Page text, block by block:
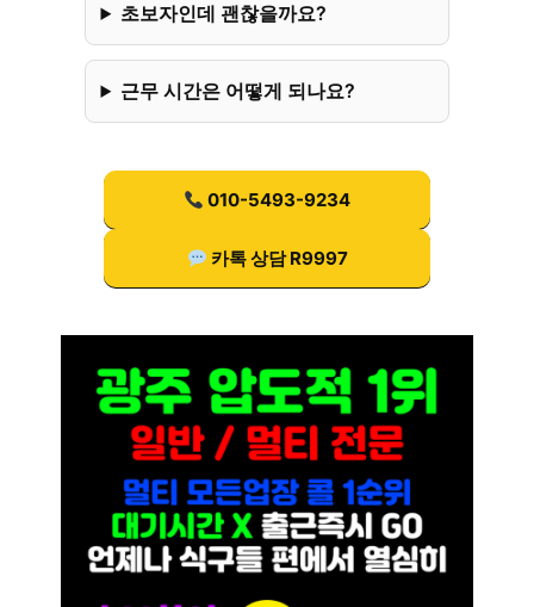
초보자인데 괜찮을까요?
근무 시간은 어떻게 되나요?
010-5493-9234
카톡 상담 R9997